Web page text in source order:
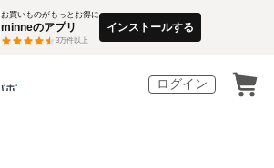
お買いものがもっとお得に
minneのアプリ
3万件以上
インストールする
ログイン